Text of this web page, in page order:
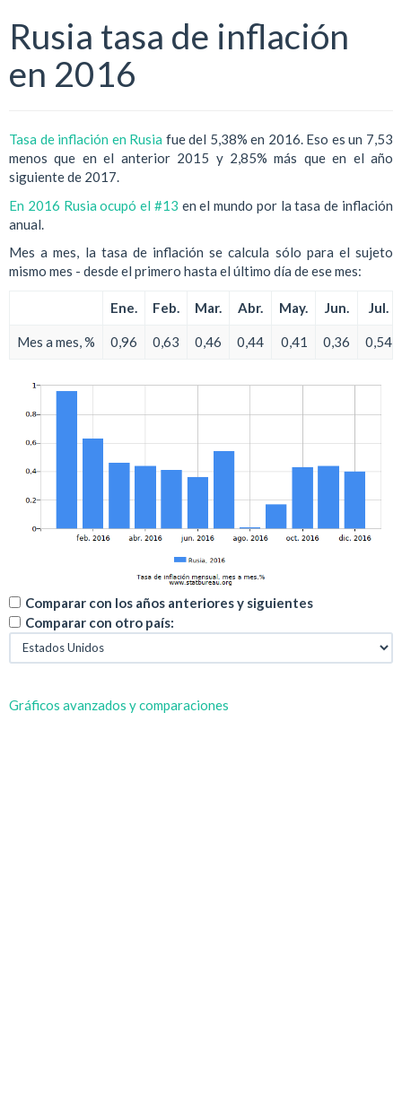
Rusia tasa de inflación
en 2016
Tasa de inflación en Rusia fue del 5,38% en 2016. Eso es un 7,53
menos que en el anterior 2015 y 2,85% más que en el año
siguiente de 2017.
En 2016 Rusia ocupó el #13 en el mundo por la tasa de inflación
anual.
Mes a mes, la tasa de inflación se calcula sólo para el sujeto
mismo mes - desde el primero hasta el último día de ese mes:
Ene. Feb. Mar. Abr. May. Jun. Jul.
Mes a mes, % 0,96 0,63 0,46 0,44 0,41 0,36 0,54
Comparar con los años anteriores y siguientes
Comparar con otro país:
Gráficos avanzados y comparaciones